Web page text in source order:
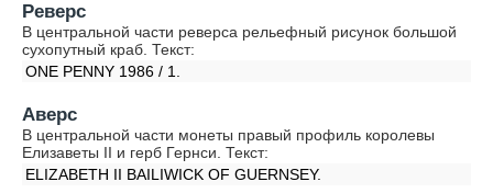
Реверс
В центральной части реверса рельефный рисунок большой
сухопутный краб. Текст:
ONE PENNY 1986 / 1.
Аверс
В центральной части монеты правый профиль королевы
Елизаветы II и герб Гернси. Текст:
ELIZABETH II BAILIWICK OF GUERNSEY.